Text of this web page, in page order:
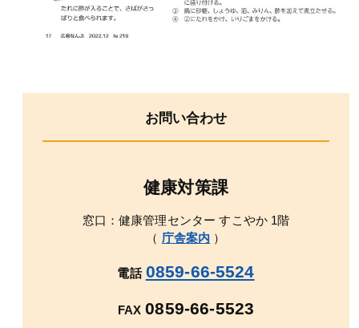
お問い合わせ
健康対策課
窓口：健康管理センター すこやか 1階
（ 庁舎案内 ）
電話 0859-66-5524
FAX 0859-66-5523